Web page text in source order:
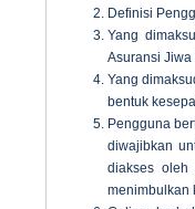
Definisi
Yang
Asuransi Jiwa
Yang
bentuk
Pengguna
diwajibkan
diakses
menimbulkan